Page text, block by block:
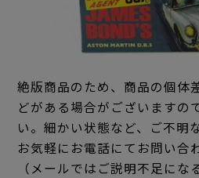
絶版商品のため、商品の個体
どがある場合がございますの
い。細かい状態など、ご不明
お気軽にお電話にてお問い合
（メールではご説明不足にな